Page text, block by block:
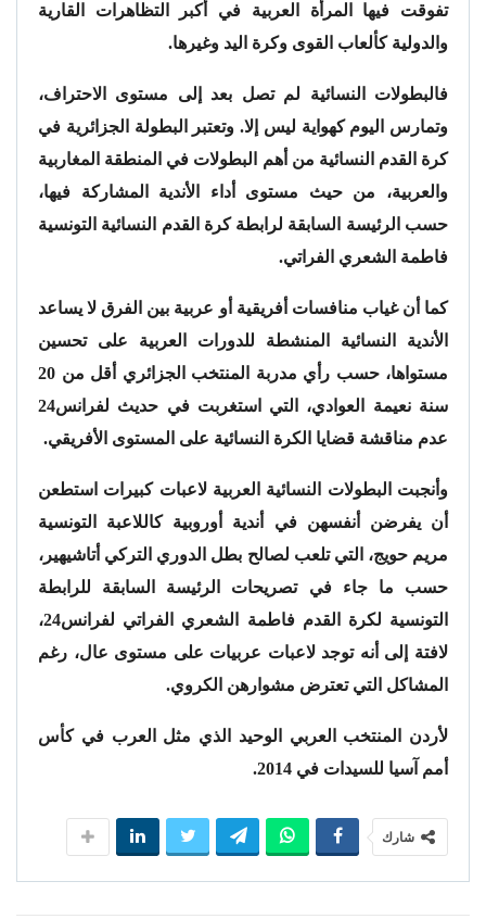
تفوقت فيها المرأة العربية في أكبر التظاهرات القارية
والدولية كألعاب القوى وكرة اليد وغيرها.
فالبطولات النسائية لم تصل بعد إلى مستوى الاحتراف،
وتمارس اليوم كهواية ليس إلا. وتعتبر البطولة الجزائرية في
كرة القدم النسائية من أهم البطولات في المنطقة المغاربية
والعربية، من حيث مستوى أداء الأندية المشاركة فيها،
حسب الرئيسة السابقة لرابطة كرة القدم النسائية التونسية
فاطمة الشعري الفراتي.
كما أن غياب منافسات أفريقية أو عربية بين الفرق لا يساعد
الأندية النسائية المنشطة للدورات العربية على تحسين
مستواها، حسب رأي مدربة المنتخب الجزائري أقل من 20
سنة نعيمة العوادي، التي استغربت في حديث لفرانس24
عدم مناقشة قضايا الكرة النسائية على المستوى الأفريقي.
وأنجبت البطولات النسائية العربية لاعبات كبيرات استطعن
أن يفرضن أنفسهن في أندية أوروبية كاللاعبة التونسية
مريم حويج، التي تلعب لصالح بطل الدوري التركي أتاشيهير،
حسب ما جاء في تصريحات الرئيسة السابقة للرابطة
التونسية لكرة القدم فاطمة الشعري الفراتي لفرانس24،
لافتة إلى أنه توجد لاعبات عربيات على مستوى عال، رغم
المشاكل التي تعترض مشوارهن الكروي.
لأردن المنتخب العربي الوحيد الذي مثل العرب في كأس
أمم آسيا للسيدات في 2014.
شارك